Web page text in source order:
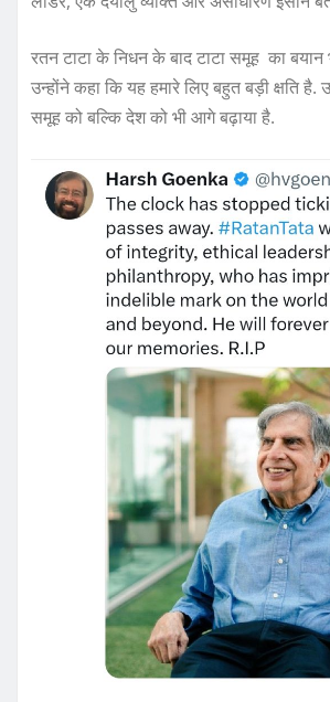
रतन टाटा के निधन के बाद टाटा समूह का
उन्होंने कहा कि यह हमारे लिए बहुत बड़ी क्षति है.
समूह को बल्कि देश को भी आगे बढ़ाया है.